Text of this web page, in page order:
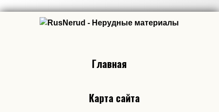
Главная
Карта сайта